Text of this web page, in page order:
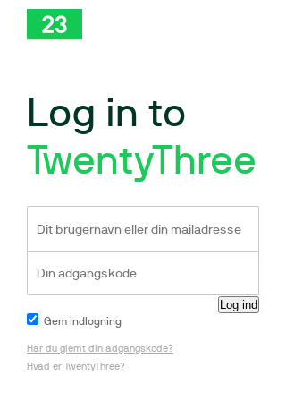
Log in to
TwentyThree
Gem indlogning
Har du glemt din adgangskode?
Hvad er TwentyThree?